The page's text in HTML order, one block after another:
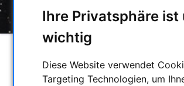
Ihre Privatsphäre ist
wichtig
Diese Website verwendet
Targeting Technologien, um